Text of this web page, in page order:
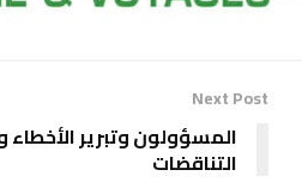
Next Post
المسؤولون وتبرير
التناقضات